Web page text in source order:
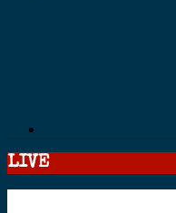
LIVE